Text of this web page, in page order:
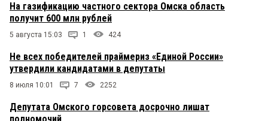
На газификацию частного сектора Омска область
получит 600 млн рублей
5 августа 15:03 1 424
Не всех победителей праймериз «Единой России»
утвердили кандидатами в депутаты
8 июля 10:01 7 2252
Депутата Омского горсовета досрочно лишат